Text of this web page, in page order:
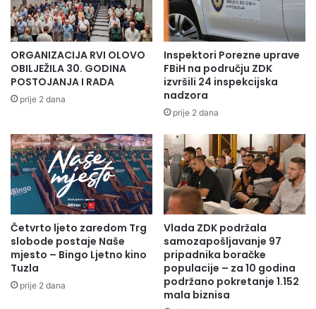
ORGANIZACIJA RVI OLOVO
OBILJEŽILA 30. GODINA
POSTOJANJA I RADA
prije 2 dana
Inspektori Porezne uprave
FBiH na području ZDK
izvršili 24 inspekcijska
nadzora
prije 2 dana
Četvrto ljeto zaredom Trg
slobode postaje Naše
mjesto – Bingo Ljetno kino
Tuzla
prije 2 dana
Vlada ZDK podržala
samozapošljavanje 97
pripadnika boračke
populacije – za 10 godina
podržano pokretanje 1.152
mala biznisa